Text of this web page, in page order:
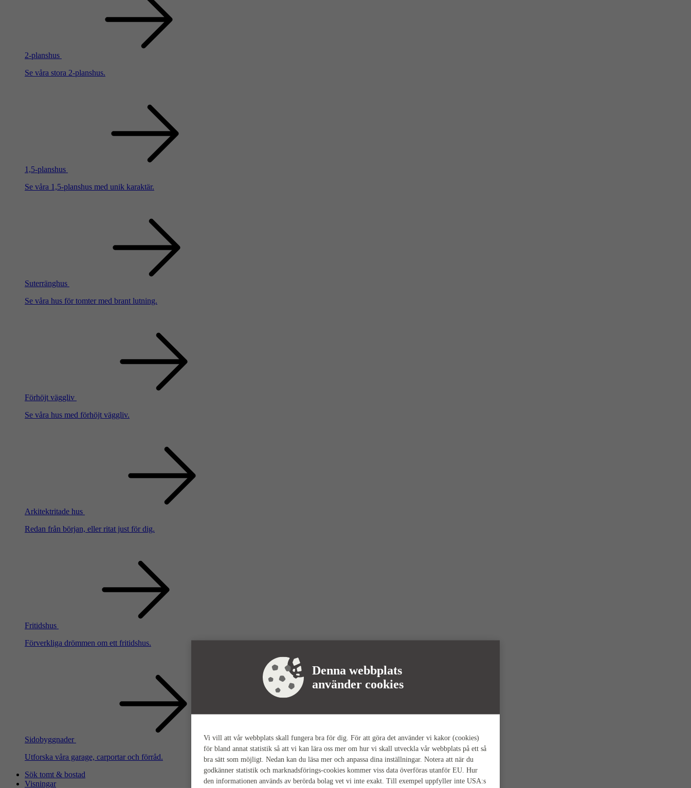
Denna webbplats
använder cookies
Vi vill att vår webbplats skall fungera bra för dig. För att göra det använder vi kakor (cookies)
för bland annat statistik så att vi kan lära oss mer om hur vi skall utveckla vår webbplats på ett så
bra sätt som möjligt. Nedan kan du läsa mer och anpassa dina inställningar. Notera att när du
godkänner statistik och marknadsförings-cookies kommer viss data överföras utanför EU. Hur
den informationen används av berörda bolag vet vi inte exakt. Till exempel uppfyller inte USA:s
2-planshus
Se våra stora 2-planshus.
1,5-planshus
Se våra 1,5-planshus med unik karaktär.
Suterränghus
Se våra hus för tomter med brant lutning.
Förhöjt väggliv
Se våra hus med förhöjt väggliv.
Arkitektritade hus
Redan från början, eller ritat just för dig.
Fritidshus
Förverkliga drömmen om ett fritidshus.
Sidobyggnader
Utforska våra garage, carportar och förråd.
Sök tomt & bostad
Visningar